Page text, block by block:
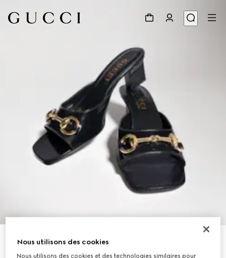
Mules Signora pour femme
€ 780
Nous utilisons des cookies
Nous utilisons des cookies et des technologies similaires pour